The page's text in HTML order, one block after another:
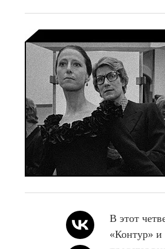
В этот
«Контур» и